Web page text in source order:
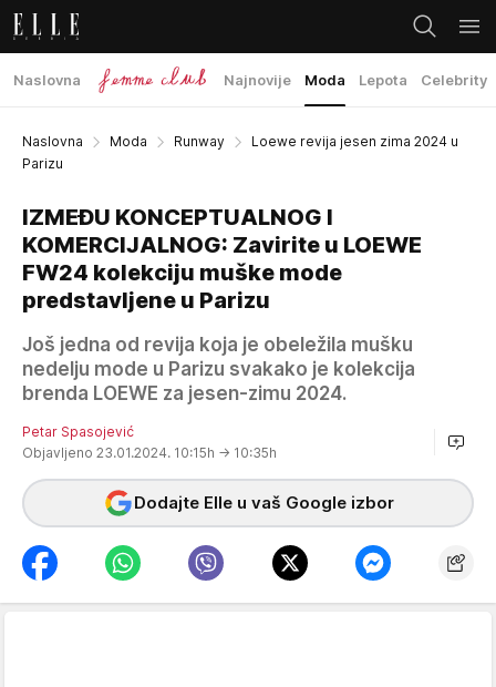
Naslovna Najnovije Moda Lepota Celebrity
Naslovna Moda Runway
Loewe revija jesen zima 2024 u
Parizu
IZMEĐU KONCEPTUALNOG I
KOMERCIJALNOG: Zavirite u LOEWE
FW24 kolekciju muške mode
predstavljene u Parizu
Još jedna od revija koja je obeležila mušku
nedelju mode u Parizu svakako je kolekcija
brenda LOEWE za jesen-zimu 2024.
Petar Spasojević
Objavljeno 23.01.2024. 10:15h → 10:35h
Dodajte Elle u vaš Google izbor